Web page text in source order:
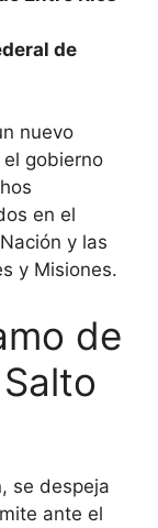
de
nuevo
gobierno
en el
y las
y Misiones.
de
se despeja
ante el